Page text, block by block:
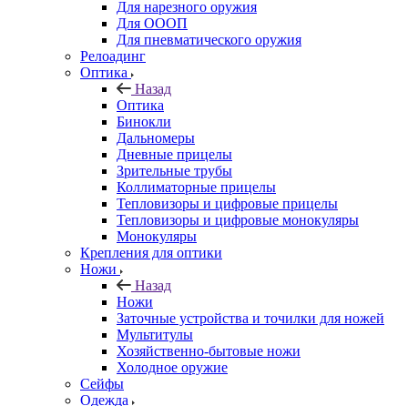
Для нарезного оружия
Для ОООП
Для пневматического оружия
Релоадинг
Оптика
Назад
Оптика
Бинокли
Дальномеры
Дневные прицелы
Зрительные трубы
Коллиматорные прицелы
Тепловизоры и цифровые прицелы
Тепловизоры и цифровые монокуляры
Монокуляры
Крепления для оптики
Ножи
Назад
Ножи
Заточные устройства и точилки для ножей
Мультитулы
Хозяйственно-бытовые ножи
Холодное оружие
Сейфы
Одежда